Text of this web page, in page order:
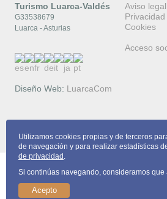
Turismo Luarca-Valdés
G33538679
Luarca - Asturias
Aviso legal
Privacidad
Cookies
Acceso
Diseño Web: LuarcaCom
Copyright © 2026 Turismo
Utilizamos cookies propias y de terceros
de navegación y para realizar estadísticas
de privacidad .
Si continúas navegando, consideramos que
Acepto